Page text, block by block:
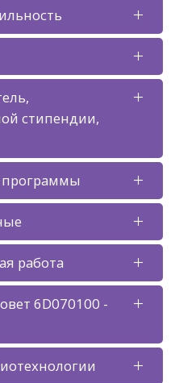
стипендии,
работа
6D070100 -